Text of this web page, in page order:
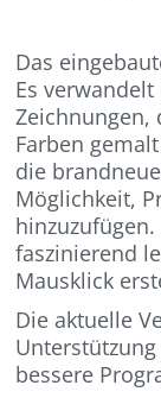
Das
Es
Zeichnungen,
Farben
die
Möglichkeit,
faszinierend
Mausklick
Die aktuelle
bessere